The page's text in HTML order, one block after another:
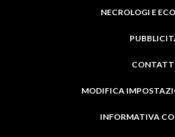
NECROLOGI E
MODIFICA
INFORMATIVA